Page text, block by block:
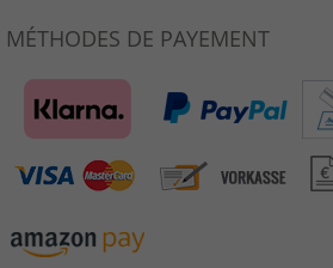
MÉTHODES DE PAYEMENT